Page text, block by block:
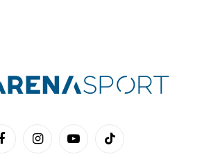
FacebookInstagramYouTubeTikTok